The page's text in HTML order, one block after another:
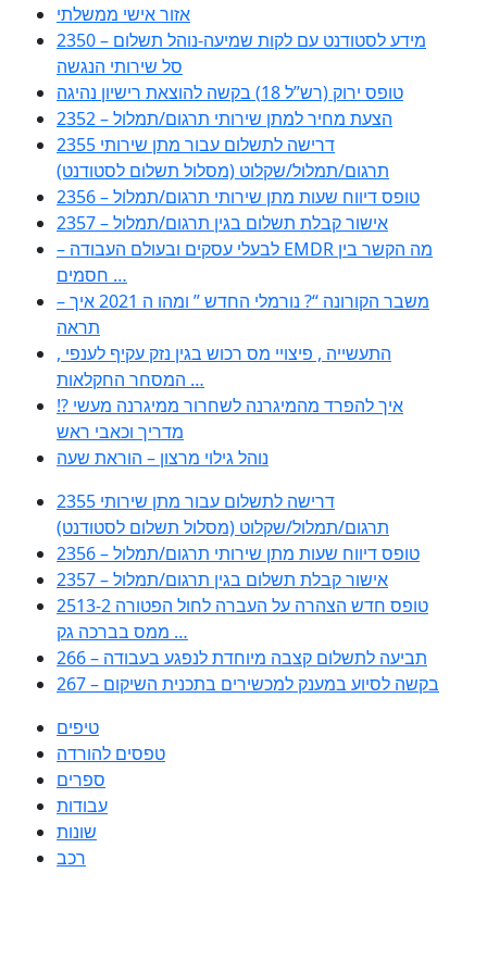
אזור אישי ממשלתי
2350 – מידע לסטודנט עם לקות שמיעה-נוהל תשלום
סל שירותי הנגשה
טופס ירוק (רש”ל 18) בקשה להוצאת רישיון נהיגה
2352 – הצעת מחיר למתן שירותי תרגום/תמלול
2355 דרישה לתשלום עבור מתן שירותי
תרגום/תמלול/שקלוט (מסלול תשלום לסטודנט)
2356 – טופס דיווח שעות מתן שירותי תרגום/תמלול
2357 – אישור קבלת תשלום בגין תרגום/תמלול
– לבעלי עסקים ובעולם העבודה EMDR מה הקשר בין
חסמים …
– משבר הקורונה “? נורמלי החדש ” ומהו ה 2021 איך
תראה
, התעשייה , פיצויי מס רכוש בגין נזק עקיף לענפי
המסחר החקלאות …
!? איך להפרד מהמיגרנה לשחרור ממיגרנה מעשי
מדריך וכאבי ראש
נוהל גילוי מרצון – הוראת שעה
2355 דרישה לתשלום עבור מתן שירותי
תרגום/תמלול/שקלוט (מסלול תשלום לסטודנט)
2356 – טופס דיווח שעות מתן שירותי תרגום/תמלול
2357 – אישור קבלת תשלום בגין תרגום/תמלול
2513-2 טופס חדש הצהרה על העברה לחול הפטורה
ממס בברכה גק …
266 – תביעה לתשלום קצבה מיוחדת לנפגע בעבודה
267 – בקשה לסיוע במענק למכשירים בתכנית השיקום
טיפים
טפסים להורדה
ספרים
עבודות
שונות
רכב